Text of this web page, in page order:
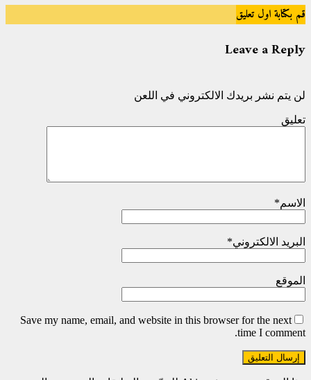
قم بكتابة اول تعليق
Leave a Reply
لن يتم نشر بريدك الالكتروني في اللعن
تعليق
الاسم*
البريد الالكتروني*
الموقع
Save my name, email, and website in this browser for the next
time I comment.